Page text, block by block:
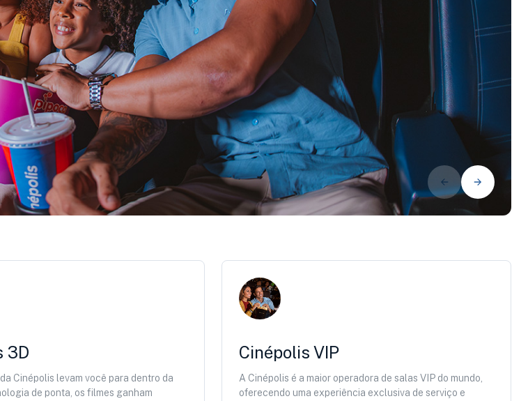
3D
Cinépolis levam você para dentro da
de ponta, os filmes ganham
Cinépolis VIP
A Cinépolis é a maior operadora de salas VIP do mundo,
oferecendo uma experiência exclusiva de serviço e